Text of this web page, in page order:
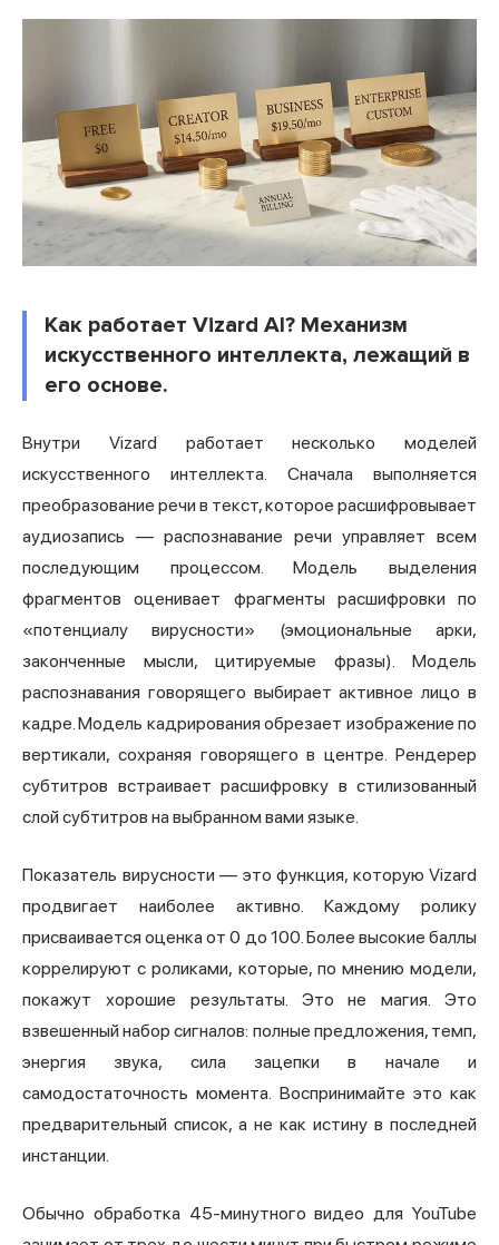
Как работает Vizard AI? Механизм
искусственного интеллекта, лежащий в
его основе.
Внутри Vizard работает несколько моделей
искусственного интеллекта. Сначала выполняется
преобразование речи в текст, которое расшифровывает
аудиозапись — распознавание речи управляет всем
последующим процессом. Модель выделения
фрагментов оценивает фрагменты расшифровки по
«потенциалу вирусности» (эмоциональные арки,
законченные мысли, цитируемые фразы). Модель
распознавания говорящего выбирает активное лицо в
кадре. Модель кадрирования обрезает изображение по
вертикали, сохраняя говорящего в центре. Рендерер
субтитров встраивает расшифровку в стилизованный
слой субтитров на выбранном вами языке.
Показатель вирусности — это функция, которую Vizard
продвигает наиболее активно. Каждому ролику
присваивается оценка от 0 до 100. Более высокие баллы
коррелируют с роликами, которые, по мнению модели,
покажут хорошие результаты. Это не магия. Это
взвешенный набор сигналов: полные предложения, темп,
энергия звука, сила зацепки в начале и
самодостаточность момента. Воспринимайте это как
предварительный список, а не как истину в последней
инстанции.
Обычно обработка 45-минутного видео для YouTube